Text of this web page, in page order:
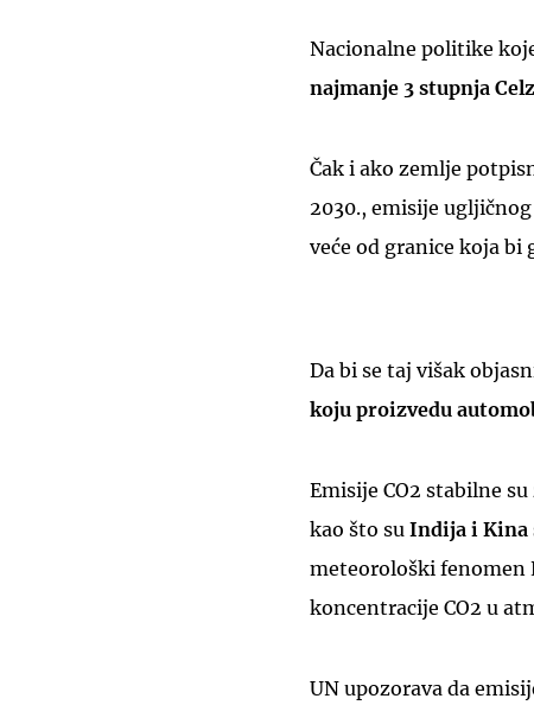
Nacionalne politike
najmanje 3 stupnja
Čak i ako zemlje
2030., emisije
veće od granice koja bi
Da bi se taj višak
koju proizvedu
Emisije CO2 stabilne
kao što su Indija i Kina
meteorološki fenomen
koncentracije CO2 u
UN upozorava da